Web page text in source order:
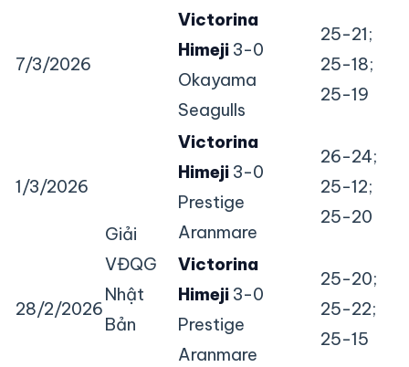
7/3/2026
Giải
VĐQG
Nhật
Bản
Victorina
Himeji 3-0
Okayama
Seagulls
25-21;
25-18;
25-19
1/3/2026
Victorina
Himeji 3-0
Prestige
Aranmare
26-24;
25-12;
25-20
28/2/2026
Victorina
Himeji 3-0
Prestige
Aranmare
25-20;
25-22;
25-15